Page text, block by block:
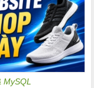
MySQL